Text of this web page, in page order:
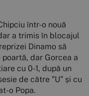
într-o nouă
a trimis în blocajul
Dinamo să
dar Gorcea a
cu 0-1, după un
de către ”U” și cu
o Popa.